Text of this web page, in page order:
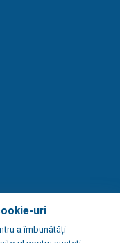
uri
a îmbunătăți